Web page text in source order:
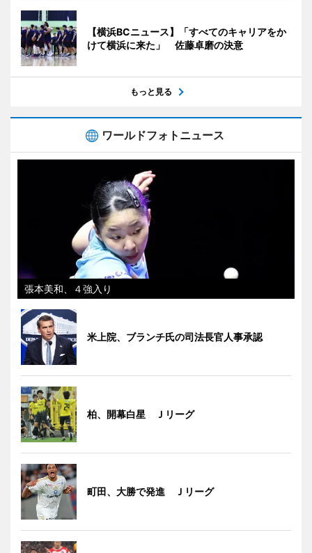
【横浜BCニュース】「すべてのキャリアをか
けて横浜に来た」 佐藤卓磨の決意
もっと見る
ワールドフォトニュース
張本美和、４強入り
米上院、ブランチ氏の司法長官人事承認
柏、開幕白星 Ｊリーグ
町田、大勝で発進 Ｊリーグ